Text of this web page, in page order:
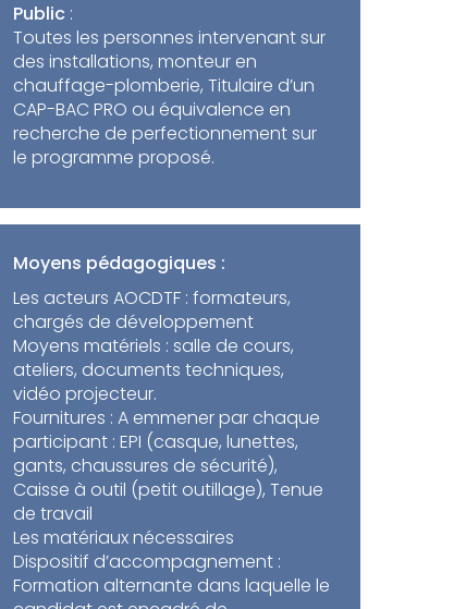
Public:
Toutes les personnes intervenant sur
des installations, monteur en
chauffage-plomberie, Titulaire d’un
CAP-BAC PRO ou équivalence en
recherche de perfectionnement sur
le programme proposé.
Moyens pédagogiques :
Les acteurs AOCDTF : formateurs,
chargés de développement
Moyens matériels : salle de cours,
ateliers, documents techniques,
vidéo projecteur.
Fournitures : A emmener par chaque
participant : EPI (casque, lunettes,
gants, chaussures de sécurité),
Caisse à outil (petit outillage), Tenue
de travail
Les matériaux nécessaires
Dispositif d’accompagnement :
Formation alternante dans laquelle le